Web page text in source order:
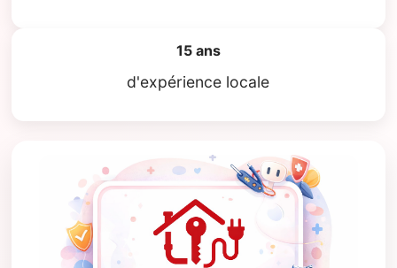
15 ans
d'expérience locale